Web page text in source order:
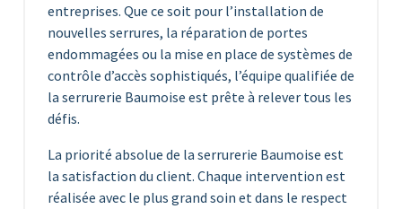
entreprises. Que ce soit pour l’installation de
nouvelles serrures, la réparation de portes
endommagées ou la mise en place de systèmes de
contrôle d’accès sophistiqués, l’équipe qualifiée de
la serrurerie Baumoise est prête à relever tous les
défis.
La priorité absolue de la serrurerie Baumoise est
la satisfaction du client. Chaque intervention est
réalisée avec le plus grand soin et dans le respect